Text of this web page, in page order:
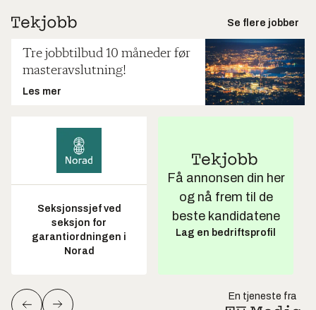
Se flere jobber
Tre jobbtilbud 10 måneder før
masteravslutning!
Les mer
Seksjonssjef ved
seksjon for
garantiordningen i
Norad
Få annonsen din her
og nå frem til de
beste kandidatene
Lag en bedriftsprofil
En tjeneste fra